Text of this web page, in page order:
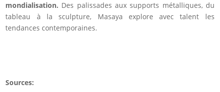
mondialisation. Des palissades aux supports métalliques, du
tableau à la sculpture, Masaya explore avec talent les
tendances contemporaines.
Sources: